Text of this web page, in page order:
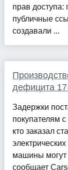
прав доступа:
публичные
создавали ...
дефицита
Задержки
покупателям
кто заказал
машины могут
сообщает